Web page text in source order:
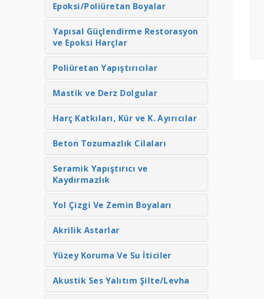
Epoksi/Poliüretan Boyalar
Yapısal Güçlendirme Restorasyon
ve Epoksi Harçlar
Poliüretan Yapıştırıcılar
Mastik ve Derz Dolgular
Harç Katkıları, Kür ve K. Ayırıcılar
Beton Tozumazlık Cilaları
Seramik Yapıştırıcı ve
Kaydırmazlık
Yol Çizgi Ve Zemin Boyaları
Akrilik Astarlar
Yüzey Koruma Ve Su İticiler
Akustik Ses Yalıtım Şilte/Levha